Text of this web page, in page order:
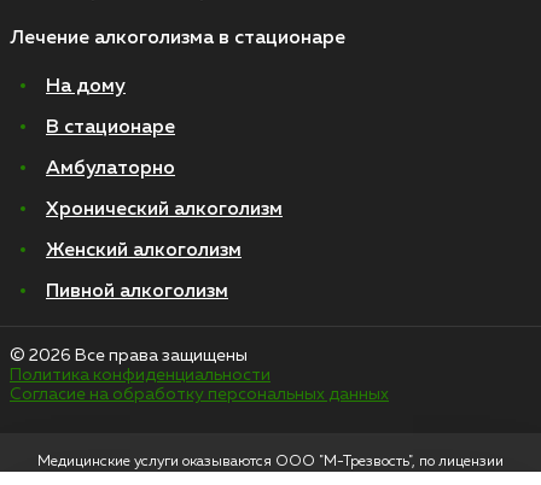
Лечение алкоголизма в стационаре
На дому
В стационаре
Амбулаторно
Хронический алкоголизм
Женский алкоголизм
Пивной алкоголизм
© 2026 Все права защищены
Политика конфиденциальности
Согласие на обработку персональных данных
Медицинские услуги оказываются ООО "М-Трезвость", по лицензии